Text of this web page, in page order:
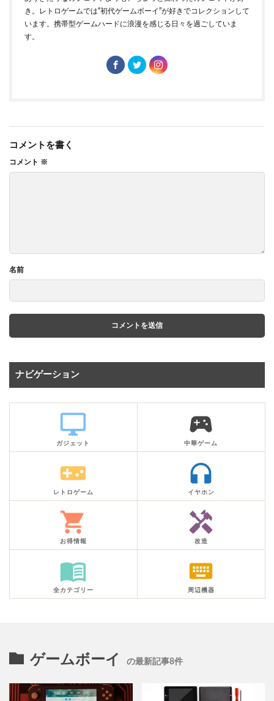
き。レトロゲームでは“初代ゲームボーイ”が好きでコレクションして
います。携帯型ゲームハードに浪漫を感じる日々を過ごしていま
す。
コメントを書く
コメント ※
名前
ナビゲーション
desktop_windows
ガジェット
sports_esports
中華ゲーム
videogame_asset
レトロゲーム
headphones
イヤホン
shopping_cart
お得情報
handyman
改造
menu_book
全カテゴリー
keyboard
周辺機器
ゲームボーイ の最新記事8件